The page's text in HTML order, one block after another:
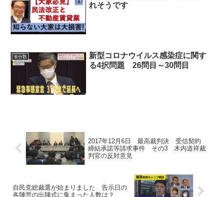
れそうです
未分類
新型コロナウイルス感染症に関す
る4択問題 26問目～30問目
2017年12月6日 最高裁判決 受信契約
締結承諾等請求事件 その3 木内道祥裁
判官の反対意見
自民党総裁選が始まりました 告示日の
各陣営の出陣式に集まった人数は？